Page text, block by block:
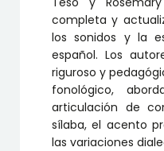
completa y
los sonidos y la
español. Los
riguroso y
fonológico,
articulación de
sílaba, el acento
las variaciones